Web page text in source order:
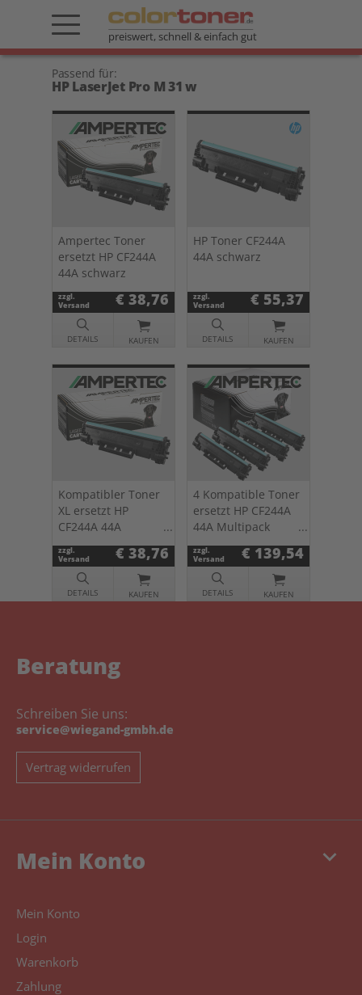
preiswert, schnell & einfach gut
Passend für:
HP LaserJet Pro M 31 w
Ampertec Toner
ersetzt HP CF244A
44A schwarz
zzgl.
Versand
€ 38,76
DETAILS KAUFEN
HP Toner CF244A
44A schwarz
zzgl.
Versand
€ 55,37
DETAILS KAUFEN
Kompatibler Toner
XL ersetzt HP
CF244A 44A
schwarz
zzgl.
Versand
€ 38,76
DETAILS KAUFEN
4 Kompatible Toner
ersetzt HP CF244A
44A Multipack
schwarz
zzgl.
Versand
€ 139,54
DETAILS KAUFEN
Beratung
Schreiben Sie uns:
service@wiegand-gmbh.de
Vertrag widerrufen
keyboard_arrow_down
Mein Konto
Mein Konto
Login
Warenkorb
Zahlung